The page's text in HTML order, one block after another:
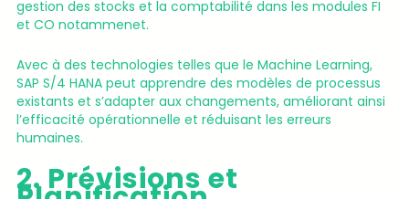
gestion des stocks et la comptabilité dans les modules FI
et CO notammenet.
Avec à des technologies telles que le Machine Learning,
SAP S/4 HANA peut apprendre des modèles de processus
existants et s’adapter aux changements, améliorant ainsi
l’efficacité opérationnelle et réduisant les erreurs
humaines.
2. Prévisions et